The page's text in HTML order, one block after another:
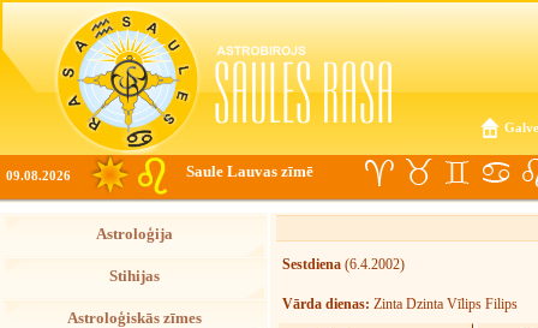
09.08.2026 Saule Lauvas zīmē
Astroloģija
Stihijas
Astroloģiskās zīmes
Sestdiena (6.4.2002)
Vārda dienas: Zinta Dzinta Vīlips Filips